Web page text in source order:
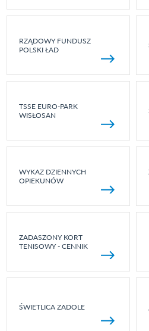
RZĄDOWY FUNDUSZ
POLSKI ŁAD
TSSE EURO-PARK
WISŁOSAN
WYKAZ DZIENNYCH
OPIEKUNÓW
ZADASZONY KORT
TENISOWY - CENNIK
ŚWIETLICA ZADOLE